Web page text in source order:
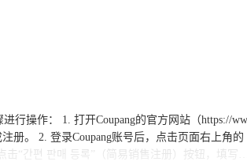
站（https://ww
册。 2. 登录Coupang账号后，点击页面右上角的
“간편 판매 등록”（简易销售注册）按钮，填写店